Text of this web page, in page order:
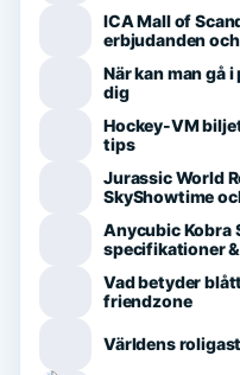
ICA Mall of
erbjudanden
När kan man gå
dig
Hockey-VM
tips
Jurassic World
SkyShowtime
Anycubic Kobra
specifikationer
Vad betyder
friendzone
Världens